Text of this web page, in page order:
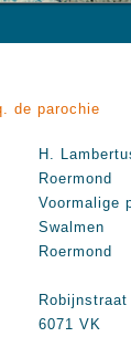
de parochie
H.
Roermond
Voormalige
Swalmen
Roermond
Robijnstraat
6071 VK